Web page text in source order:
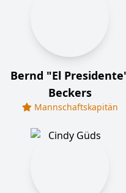
Bernd "El
Beckers
Mannschaftskapitän